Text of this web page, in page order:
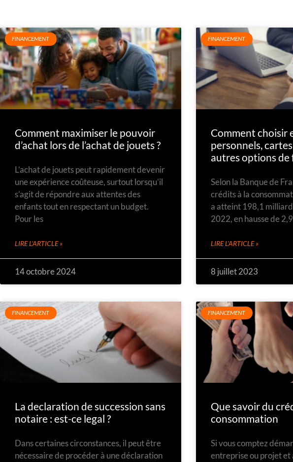
FINANCEMENT
Comment maximiser le pouvoir
d’achat lors de l’achat de jouets ?
L’achat de jouets peut rapidement devenir
une expérience coûteuse, surtout lorsqu’il
s’agit de répondre aux attentes des
enfants tout en respectant un budget.
Pour les
LIRE L'ARTICLE »
14 octobre 2024
FINANCEMENT
Comment choisir
personnels,
autres options
Selon la Banque de
crédits à la
a atteint 198,1
2022, en hausse de 2,9
LIRE L'ARTICLE »
8 juillet 2023
FINANCEMENT
La declaration de succession sans
notaire : est-ce legal ?
Dans certaines circonstances, il peut être
nécessaire de procéder à une déclaration
FINANCEMENT
Que savoir du
consommation
Si vous comptez
entreprise ou projet et